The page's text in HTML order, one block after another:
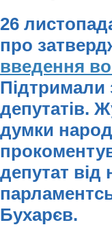
26
про
введення
Підтримали
депутатів.
думки
депутат
Бухарєв.